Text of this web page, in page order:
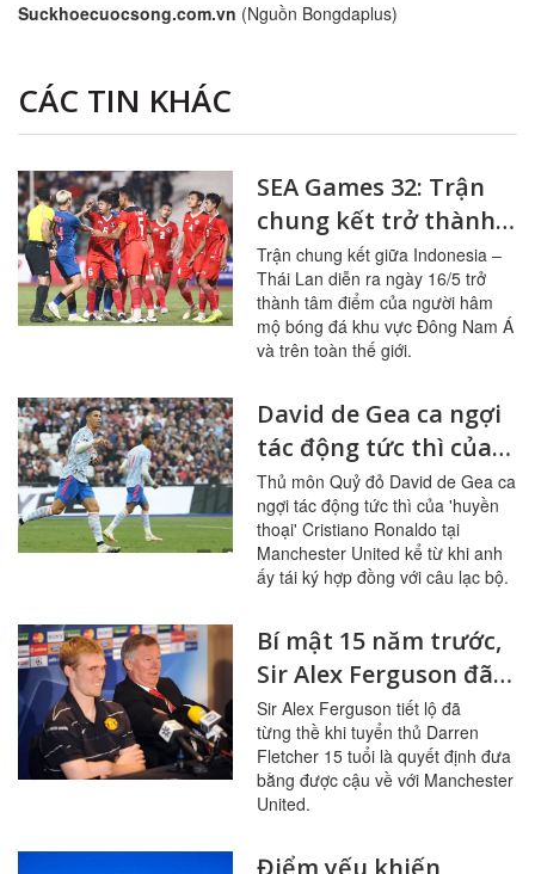
Suckhoecuocsong.com.vn (Nguồn Bongdaplus)
CÁC TIN KHÁC
SEA Games 32: Trận
chung kết trở thành
võ đài trên sân cỏ
Trận chung kết giữa Indonesia –
Thái Lan diễn ra ngày 16/5 trở
thành tâm điểm của người hâm
mộ bóng đá khu vực Đông Nam Á
và trên toàn thế giới.
David de Gea ca ngợi
tác động tức thì của
'huyền thoại'
Cristiano Ronaldo tại
Manchester United
Thủ môn Quỷ đỏ David de Gea ca
ngợi tác động tức thì của 'huyền
thoại' Cristiano Ronaldo tại
Manchester United kể từ khi anh
ấy tái ký hợp đồng với câu lạc bộ.
Bí mật 15 năm trước,
Sir Alex Ferguson đã
thề đưa được Darren
Fletcher khi ấy 15 tuổi
về Manchester United
Sir Alex Ferguson tiết lộ đã
từng thề khi tuyển thủ Darren
Fletcher 15 tuổi là quyết định đưa
bằng được cậu về với Manchester
United.
Điểm yếu khiến